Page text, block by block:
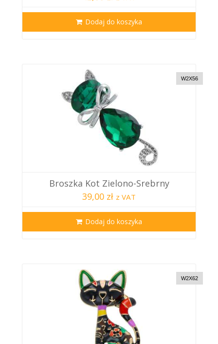
Dodaj do koszyka
W2X56
Broszka Kot Zielono-Srebrny
39,00 zł z VAT
Dodaj do koszyka
W2X62